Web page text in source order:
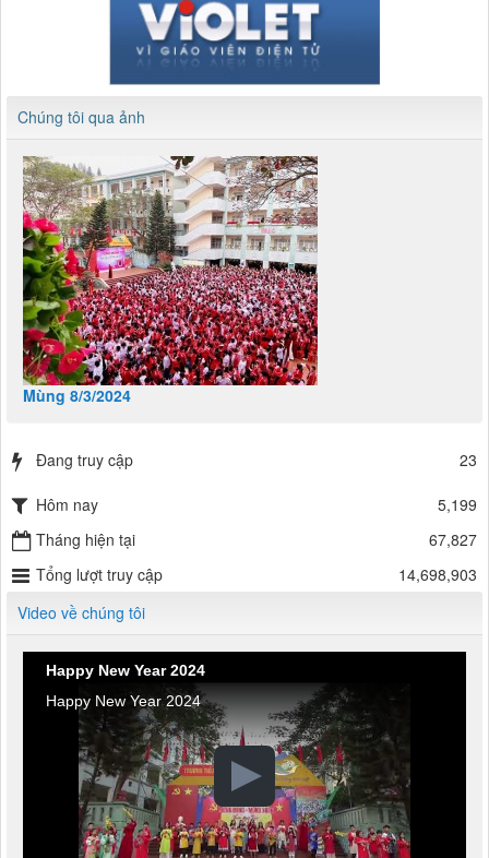
Chúng tôi qua ảnh
Mùng 8/3/2024
Đang truy cập 23
Hôm nay
5,199
Tháng hiện tại
67,827
Tổng lượt truy cập
14,698,903
Video về chúng tôi
Happy New Year 2024
Happy New Year 2024